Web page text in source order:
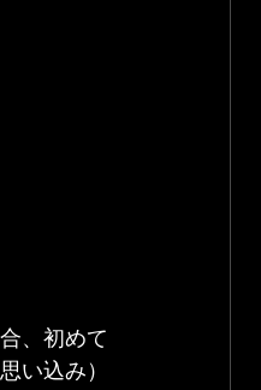
、初めて
い込み）